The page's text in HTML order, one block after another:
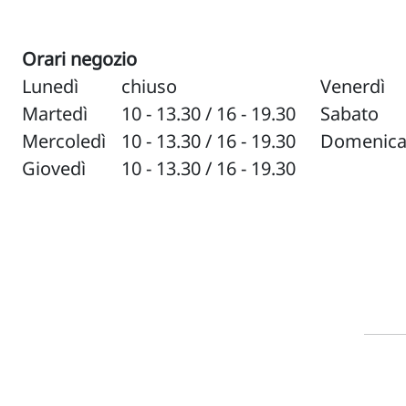
Orari negozio
Lunedì
chiuso
Martedì
10 - 13.30 / 16 - 19.30
Mercoledì
10 - 13.30 / 16 - 19.30
Giovedì
10 - 13.30 / 16 - 19.30
Venerdì
Sabato
Domenica